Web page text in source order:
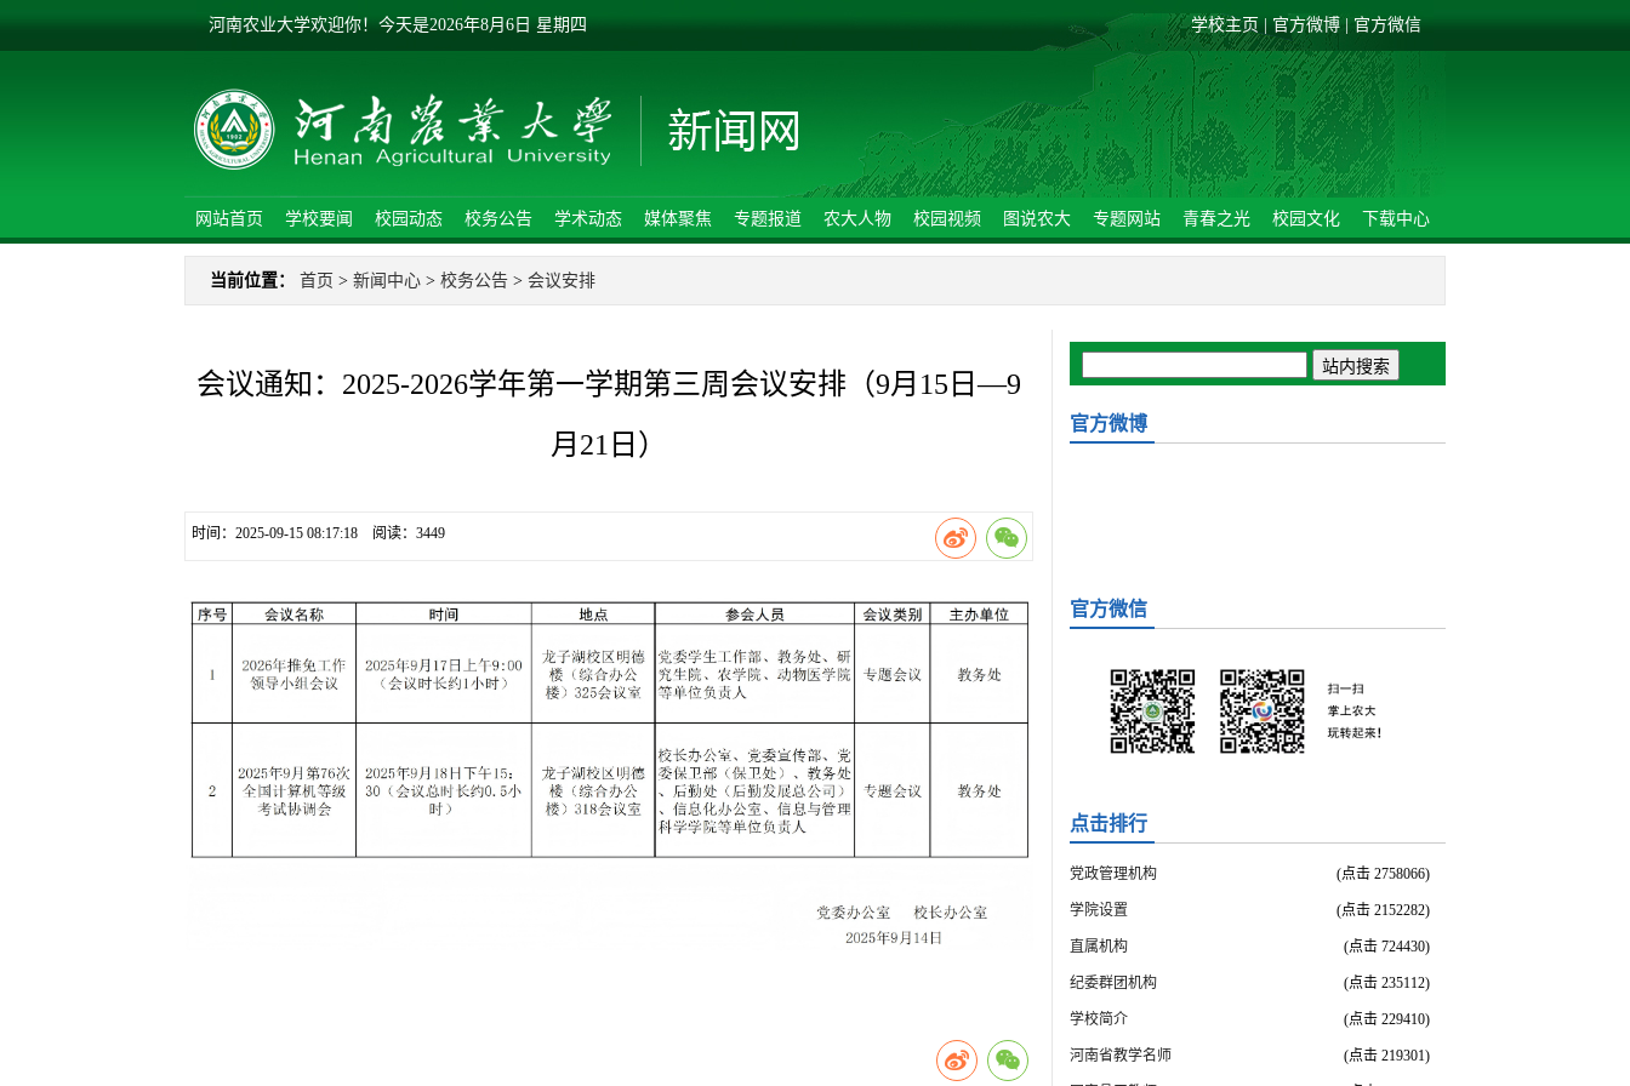
河南农业大学欢迎你！ 今天是2026年8月6日 星期四 学校主页 官方微博 官方微信
网站首页 学校要闻 校园动态 校务公告 学术动态 媒体聚焦 专题报道 农大人物 校园视频 图说农大 专题网站 青春之光 校园文化 下载中心
当前位置： 首页 > 新闻中心 > 校务公告 > 会议安排
会议通知：2025-2026学年第一学期第三周会议安排（9月15日—9
月21日）
时间：2025-09-15 08:17:18 阅读： 3449
官方微博
官方微信
点击排行
党政管理机构 (点击 2758066)
学院设置 (点击 2152282)
直属机构 (点击 724430)
纪委群团机构 (点击 235112)
学校简介 (点击 229410)
河南省教学名师 (点击 219301)